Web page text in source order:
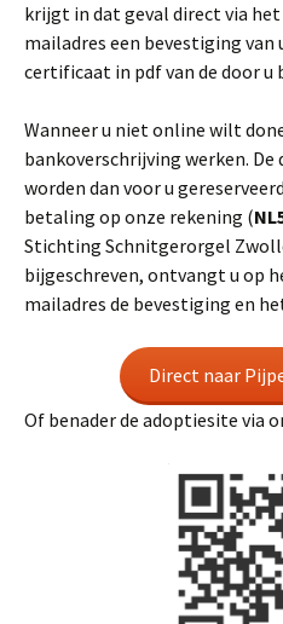
krijgt in dat geval direct via het
mailadres een bevestiging
certificaat in pdf van de door u
Wanneer u niet online wilt
bankoverschrijving werken. De
worden dan voor u
betaling op onze rekening (
Stichting Schnitgerorgel
bijgeschreven, ontvangt u op
mailadres de bevestiging en
Direct naar
Of benader de adoptiesite via